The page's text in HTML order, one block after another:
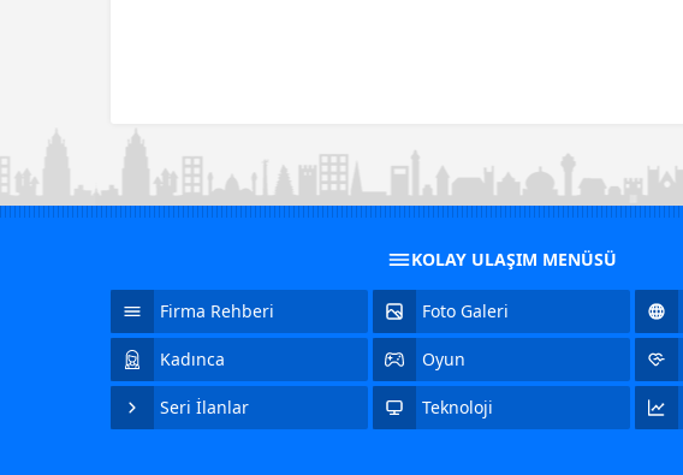
KOLAY ULAŞIM MENÜSÜ
Firma Rehberi Foto Galeri
Kadınca Oyun
Seri İlanlar Teknoloji